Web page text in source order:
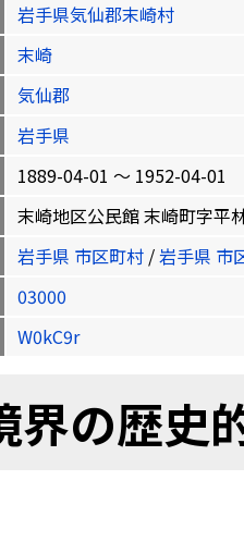
岩手県気仙郡末崎村
末崎
気仙郡
岩手県
1889-04-01 〜 1952-04-01
末崎地区公民館 末崎町字平
岩手県 市区町村 /岩手県 市
03000
W0kC9r
界の歴史